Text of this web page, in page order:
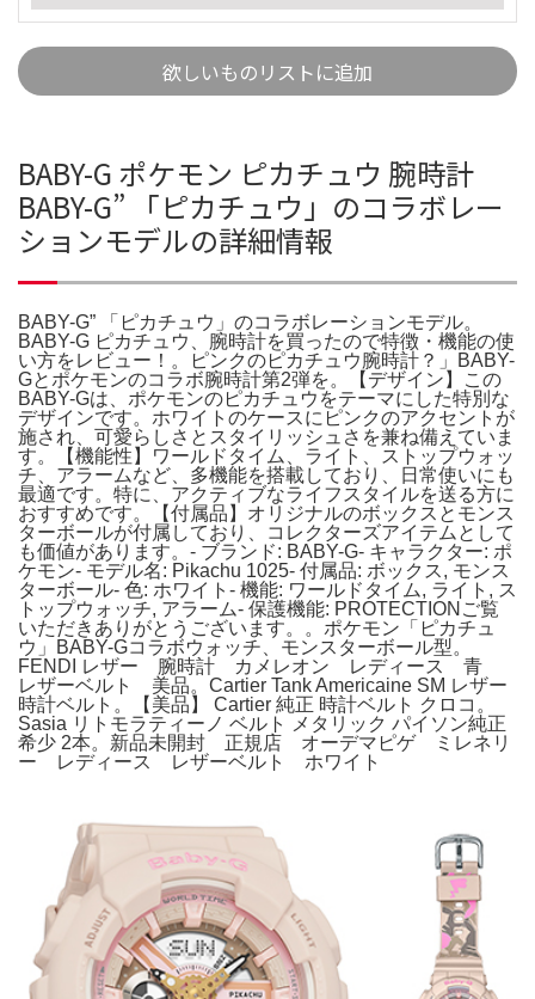
欲しいものリストに追加
BABY-G ポケモン ピカチュウ 腕時計
BABY-G” 「ピカチュウ」のコラボレー
ションモデルの詳細情報
BABY-G” 「ピカチュウ」のコラボレーションモデル。
BABY-G ピカチュウ、腕時計を買ったので特徴・機能の使
い方をレビュー！。ピンクのピカチュウ腕時計？」BABY-
Gとポケモンのコラボ腕時計第2弾を。【デザイン】この
BABY-Gは、ポケモンのピカチュウをテーマにした特別な
デザインです。ホワイトのケースにピンクのアクセントが
施され、可愛らしさとスタイリッシュさを兼ね備えていま
す。【機能性】ワールドタイム、ライト、ストップウォッ
チ、アラームなど、多機能を搭載しており、日常使いにも
最適です。特に、アクティブなライフスタイルを送る方に
おすすめです。【付属品】オリジナルのボックスとモンス
ターボールが付属しており、コレクターズアイテムとして
も価値があります。- ブランド: BABY-G- キャラクター: ポ
ケモン- モデル名: Pikachu 1025- 付属品: ボックス, モンス
ターボール- 色: ホワイト- 機能: ワールドタイム, ライト, ス
トップウォッチ, アラーム- 保護機能: PROTECTIONご覧
いただきありがとうございます。。ポケモン「ピカチュ
ウ」BABY-Gコラボウォッチ、モンスターボール型。
FENDI レザー 腕時計 カメレオン レディース 青
レザーベルト 美品。Cartier Tank Americaine SM レザー
時計ベルト。【美品】 Cartier 純正 時計ベルト クロコ。
Sasia リトモラティーノ ベルト メタリック パイソン純正
希少 2本。新品未開封 正規店 オーデマピゲ ミレネリ
ー レディース レザーベルト ホワイト